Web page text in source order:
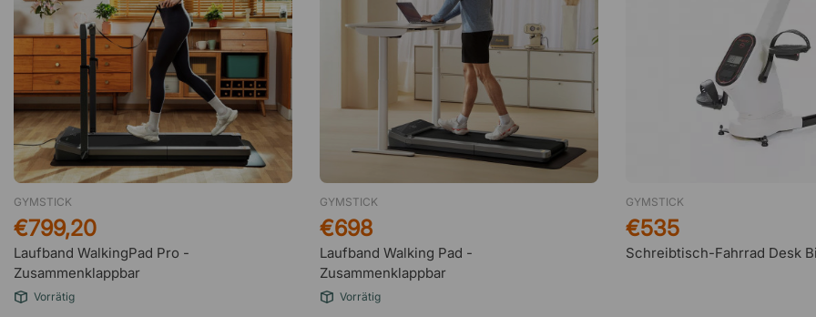
GYMSTICK
Laufband WalkingPad Pro -
Zusammenklappbar
€799,20
Vorrätig
GYMSTICK
Laufband Walking Pad -
Zusammenklappbar
€698
Vorrätig
GYMSTICK
Schreibtisch-Fahrrad Desk
€535